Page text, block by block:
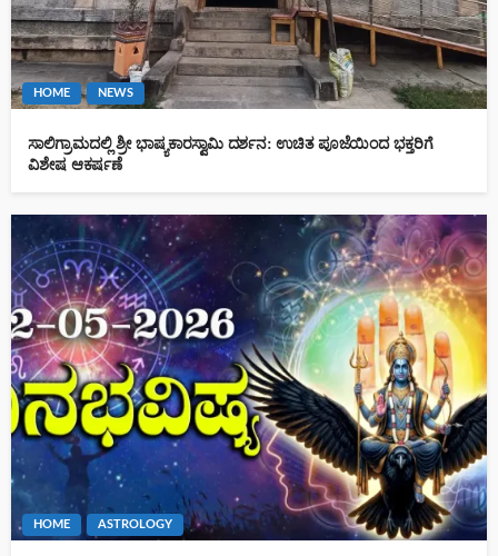
HOME NEWS
ಸಾಲಿಗ್ರಾಮದಲ್ಲಿ ಶ್ರೀ ಭಾಷ್ಯಕಾರಸ್ವಾಮಿ ದರ್ಶನ: ಉಚಿತ ಪೂಜೆಯಿಂದ ಭಕ್ತರಿಗೆ
ವಿಶೇಷ ಆಕರ್ಷಣೆ
HOME ASTROLOGY